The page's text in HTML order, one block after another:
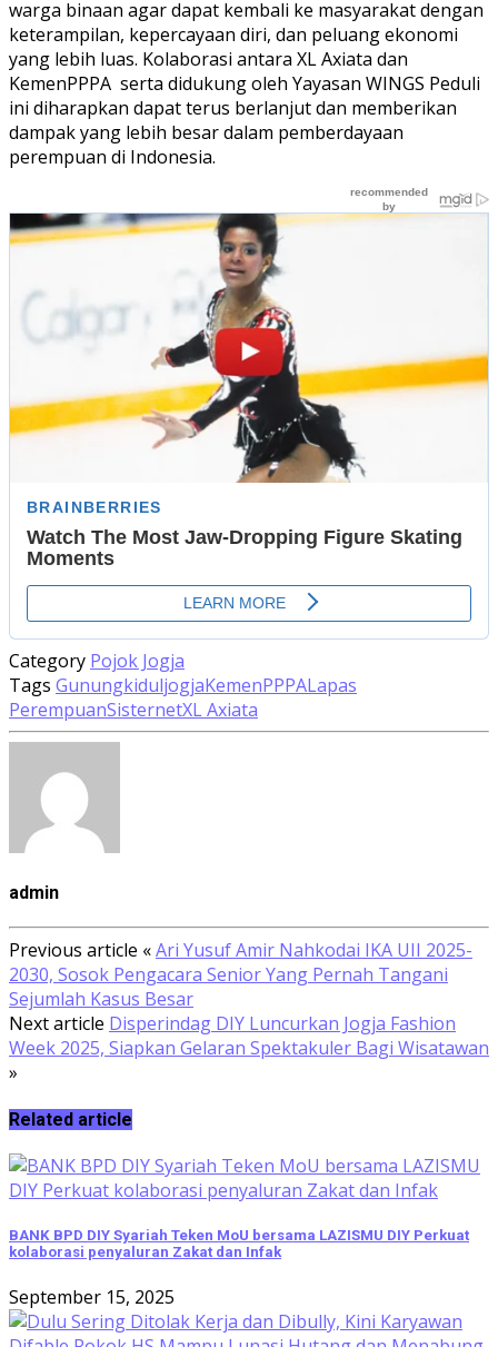
warga binaan agar dapat kembali ke masyarakat dengan
keterampilan, kepercayaan diri, dan peluang ekonomi
yang lebih luas. Kolaborasi antara XL Axiata dan
KemenPPPA serta didukung oleh Yayasan WINGS Peduli
ini diharapkan dapat terus berlanjut dan memberikan
dampak yang lebih besar dalam pemberdayaan
perempuan di Indonesia.
Category Pojok Jogja
Tags GunungkiduljogjaKemenPPPALapas
PerempuanSisternetXL Axiata
admin
Previous article «Ari Yusuf Amir Nahkodai IKA UII 2025-
2030, Sosok Pengacara Senior Yang Pernah Tangani
Sejumlah Kasus Besar
Next article Disperindag DIY Luncurkan Jogja Fashion
Week 2025, Siapkan Gelaran Spektakuler Bagi Wisatawan
»
Related article
BANK BPD DIY Syariah Teken MoU bersama LAZISMU DIY Perkuat
kolaborasi penyaluran Zakat dan Infak
September 15, 2025